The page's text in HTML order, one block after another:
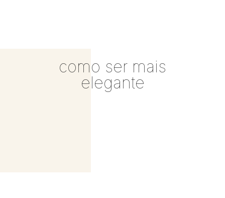
como ser mais
elegante